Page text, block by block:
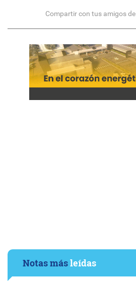
Compartir con tus amigos de
Notas másleídas